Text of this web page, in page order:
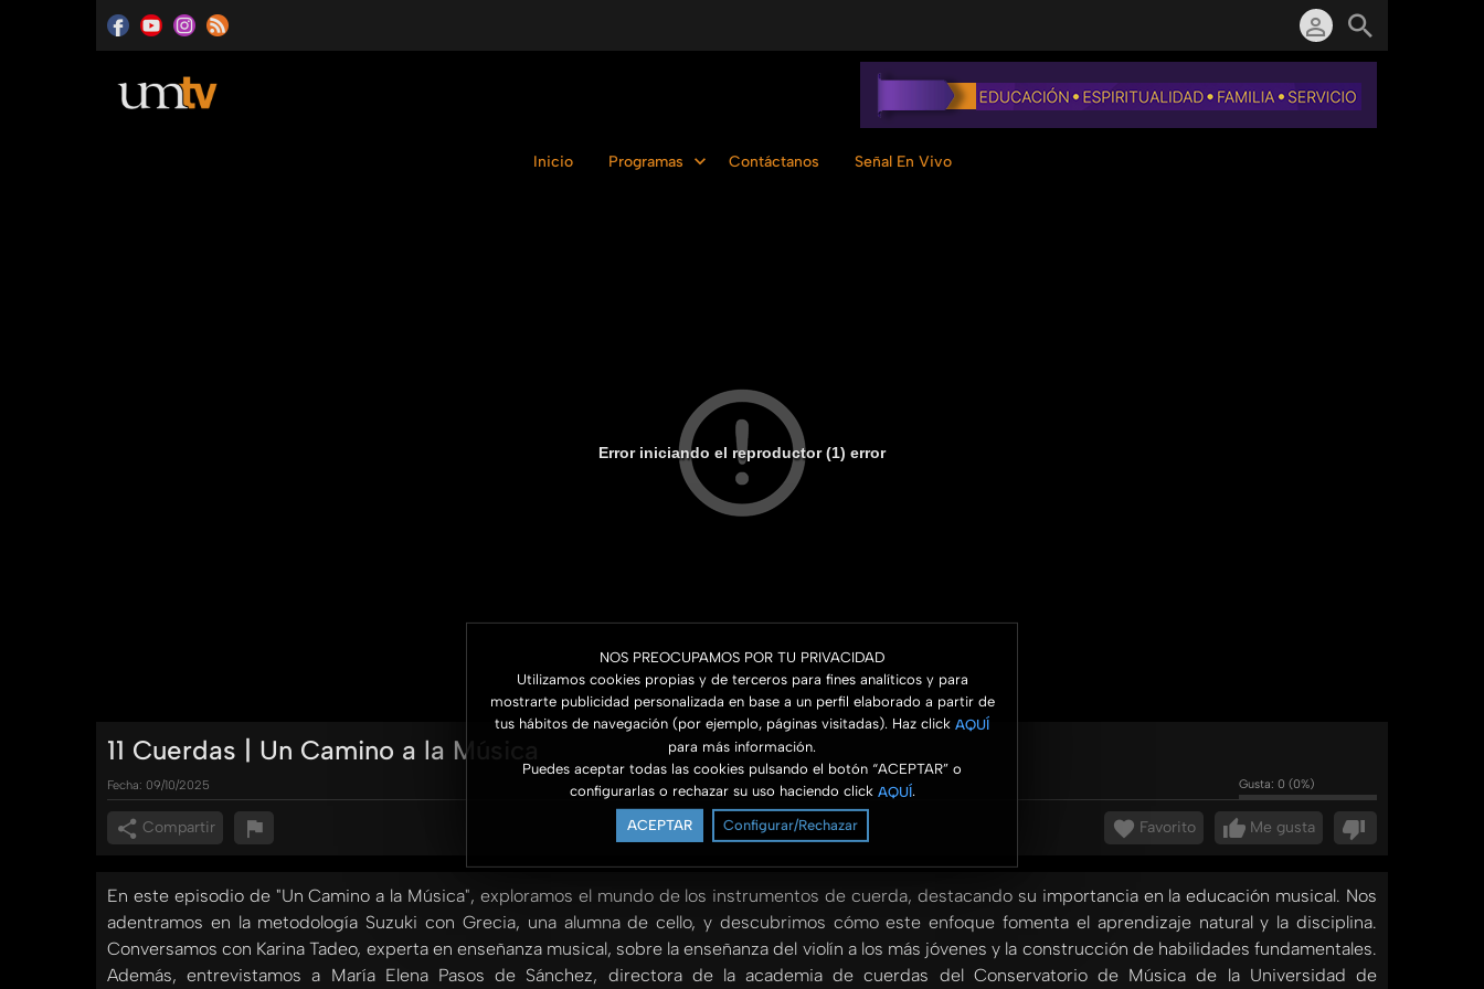
NOS PREOCUPAMOS POR TU PRIVACIDAD
Utilizamos cookies propias y de terceros para fines analíticos y para
mostrarte publicidad personalizada en base a un perfil elaborado a partir de
tus hábitos de navegación (por ejemplo, páginas visitadas). Haz click AQUÍ
para más información.
Puedes aceptar todas las cookies pulsando el botón “ACEPTAR” o
configurarlas o rechazar su uso haciendo click AQUÍ.
ACEPTAR Configurar/Rechazar
Inicio Programas Contáctanos Señal En Vivo
Error iniciando el reproductor (1) error
11 Cuerdas | Un Camino a la Música
Fecha: 09/10/2025 Gusta: 0 (0%)
Compartir Me gusta
Favorito
En este episodio de "Un Camino a la Música", exploramos el mundo de los instrumentos de cuerda, destacando su importancia en la educación musical. Nos
adentramos en la metodología Suzuki con Grecia, una alumna de cello, y descubrimos cómo este enfoque fomenta el aprendizaje natural y la disciplina.
Conversamos con Karina Tadeo, experta en enseñanza musical, sobre la enseñanza del violín a los más jóvenes y la construcción de habilidades fundamentales.
Además, entrevistamos a María Elena Pasos de Sánchez, directora de la academia de cuerdas del Conservatorio de Música de la Universidad de